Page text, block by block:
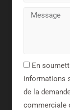
En
informations
de la
commerciale